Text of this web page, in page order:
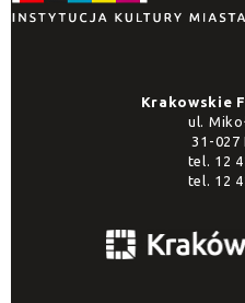
Krakowskie
ul.
31-027
tel. 12
tel. 12